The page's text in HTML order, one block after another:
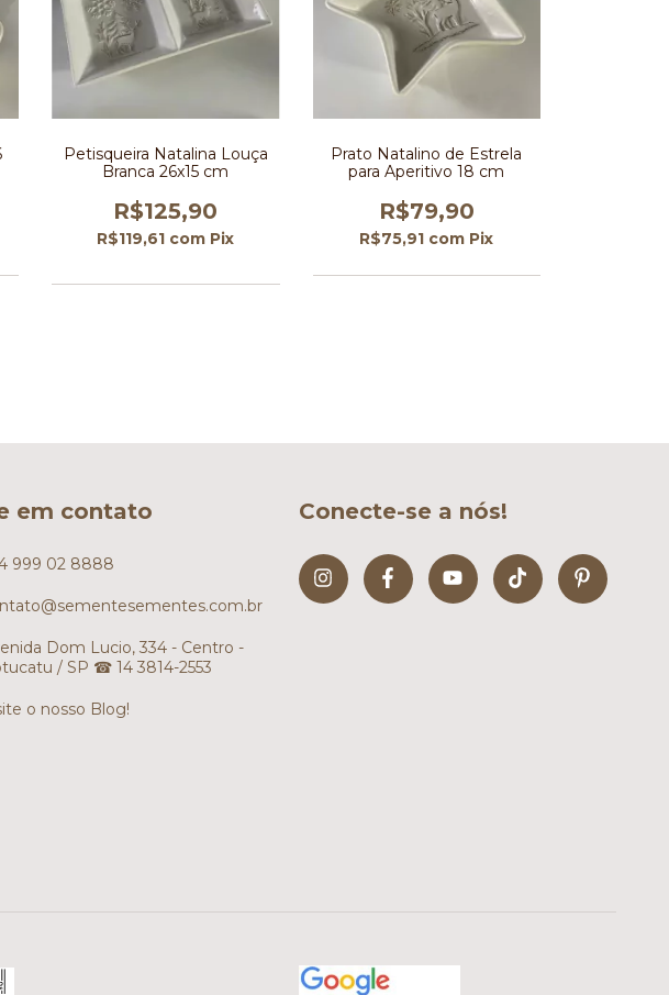
Petisqueira Natalina Louça
Branca 26x15 cm
R$125,90
R$119,61 com Pix
Prato Natalino de Estrela
para Aperitivo 18 cm
R$79,90
R$75,91 com Pix
em contato
999 02 8888
Dom Lucio, 334 - Centro -
/ SP ☎ 14 3814-2553
o nosso Blog!
Conecte-se a nós!